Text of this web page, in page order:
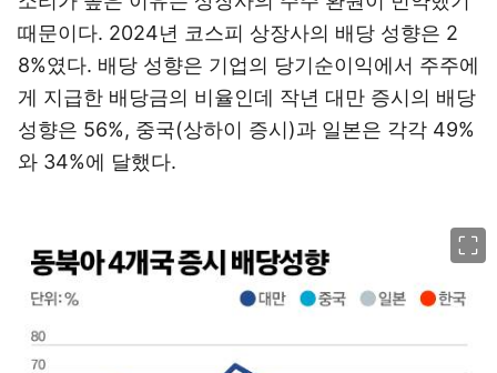
때문이다. 2024년 코스피 상장사의 배당 성향은 2
8%였다. 배당 성향은 기업의 당기순이익에서 주주에
게 지급한 배당금의 비율인데 작년 대만 증시의 배당
성향은 56%, 중국(상하이 증시)과 일본은 각각 49%
와 34%에 달했다.